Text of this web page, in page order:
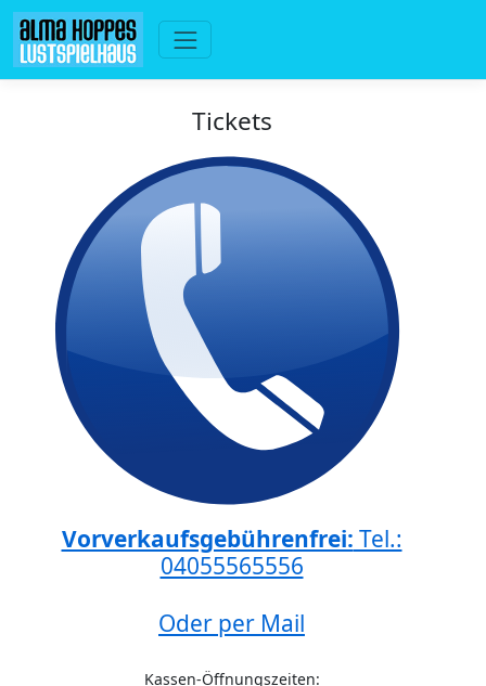
Tickets
Vorverkaufsgebührenfrei: Tel.:
04055565556
Oder per Mail
Kassen-Öffnungszeiten: